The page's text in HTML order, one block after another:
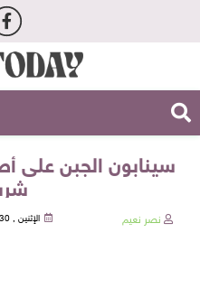
سينابون الجبن
نصر نعيم الإثنين , 30-01-2023